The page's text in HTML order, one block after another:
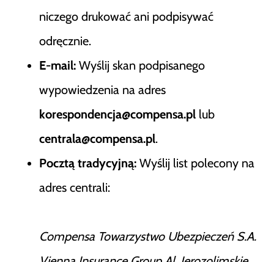
niczego drukować ani podpisywać
odręcznie.
E-mail: Wyślij skan podpisanego
wypowiedzenia na adres
korespondencja@compensa.pl lub
centrala@compensa.pl.
Pocztą tradycyjną: Wyślij list polecony na
adres centrali:
Compensa Towarzystwo Ubezpieczeń S.A.